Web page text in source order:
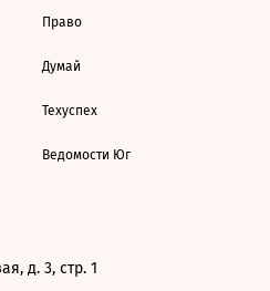
Право
Думай
Техуспех
Ведомости Юг
д. 3, стр. 1